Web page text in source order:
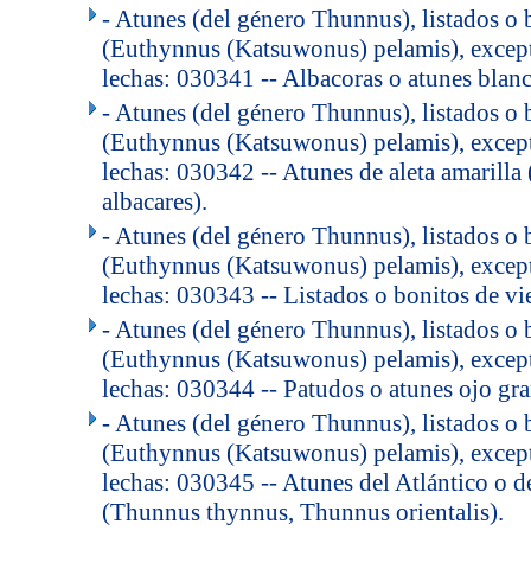
- Atunes (del género Thunnus), listados o
(Euthynnus (Katsuwonus) pelamis),
lechas: 030341 -- Albacoras o atunes
- Atunes (del género Thunnus), listados o
(Euthynnus (Katsuwonus) pelamis),
lechas: 030342 -- Atunes de aleta
albacares).
- Atunes (del género Thunnus), listados o
(Euthynnus (Katsuwonus) pelamis),
lechas: 030343 -- Listados o bonitos de
- Atunes (del género Thunnus), listados o
(Euthynnus (Katsuwonus) pelamis),
lechas: 030344 -- Patudos o atunes ojo
- Atunes (del género Thunnus), listados o
(Euthynnus (Katsuwonus) pelamis),
lechas: 030345 -- Atunes del Atlántico o
(Thunnus thynnus, Thunnus orientalis).